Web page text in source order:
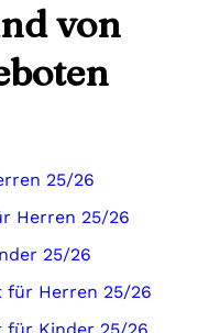
von
25/26
Herren 25/26
25/26
für Herren 25/26